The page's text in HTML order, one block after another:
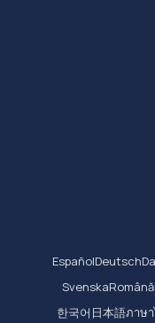
Deutsch
Español
Română
Svenska
ภาษ
日本語
한국어